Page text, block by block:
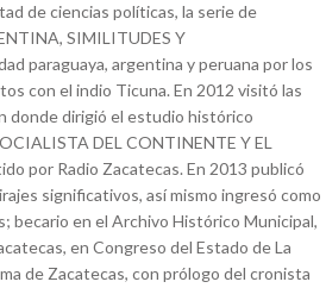
de ciencias políticas, la serie de
SIMILITUDES Y
paraguaya, argentina y peruana por los
con el indio Ticuna. En 2012 visitó las
donde dirigió el estudio histórico
DEL CONTINENTE Y EL
por Radio Zacatecas. En 2013 publicó
significativos, así mismo ingresó como
becario en el Archivo Histórico Municipal,
en Congreso del Estado de La
de Zacatecas, con prólogo del cronista